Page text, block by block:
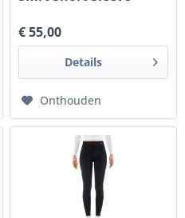
€ 55,00
Details
Onthouden